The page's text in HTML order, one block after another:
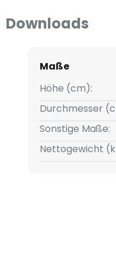
Downloads
Maße
Höhe (cm):
Durchmesser
Sonstige Maße:
Nettogewicht